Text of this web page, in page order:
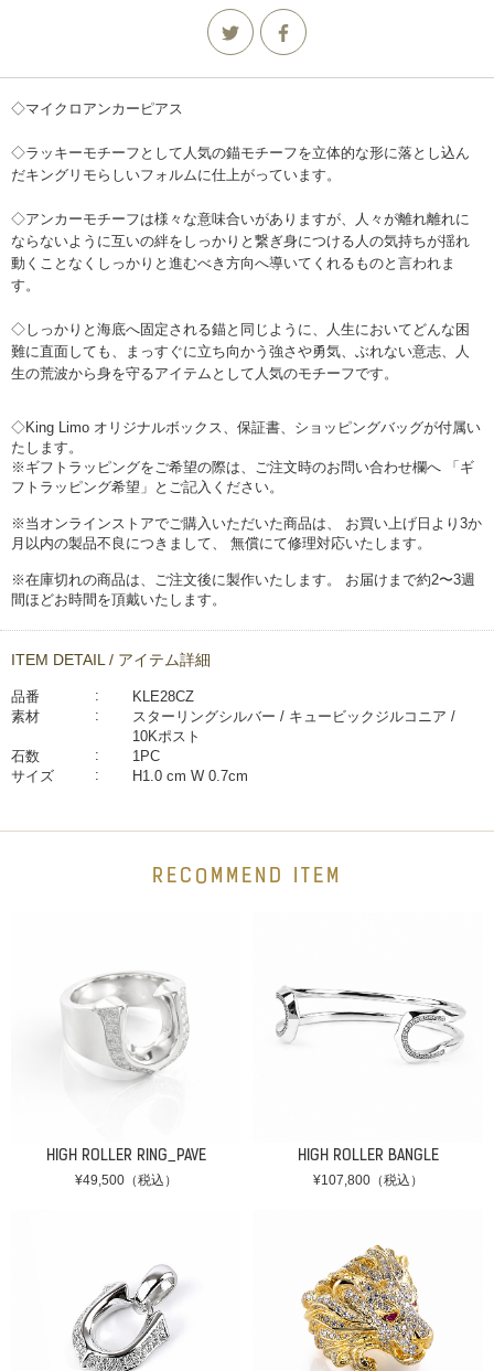
◇マイクロアンカーピアス
◇ラッキーモチーフとして人気の錨モチーフを立体的な形に落とし込ん
だキングリモらしいフォルムに仕上がっています。
◇アンカーモチーフは様々な意味合いがありますが、人々が離れ離れに
ならないように互いの絆をしっかりと繋ぎ身につける人の気持ちが揺れ
動くことなくしっかりと進むべき方向へ導いてくれるものと言われま
す。
◇しっかりと海底へ固定される錨と同じように、人生においてどんな困
難に直面しても、まっすぐに立ち向かう強さや勇気、ぶれない意志、人
生の荒波から身を守るアイテムとして人気のモチーフです。
◇King Limo オリジナルボックス、保証書、ショッピングバッグが付属い
たします。
※ギフトラッピングをご希望の際は、ご注文時のお問い合わせ欄へ 「ギ
フトラッピング希望」とご記入ください。
※当オンラインストアでご購入いただいた商品は、 お買い上げ日より3か
月以内の製品不良につきまして、 無償にて修理対応いたします。
※在庫切れの商品は、ご注文後に製作いたします。 お届けまで約2〜3週
間ほどお時間を頂戴いたします。
ITEM DETAIL / アイテム詳細
品番
KLE28CZ
素材
スターリングシルバー / キュービックジルコニア /
10Kポスト
石数
1PC
サイズ
H1.0 cm W 0.7cm
RECOMMEND ITEM
HIGH ROLLER RING_PAVE
¥49,500（税込）
HIGH ROLLER BANGLE
¥107,800（税込）